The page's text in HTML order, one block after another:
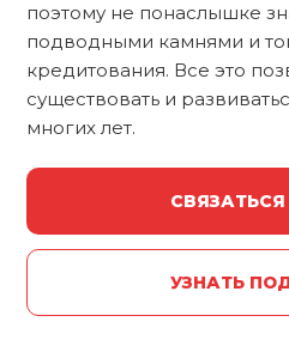
поэтому не понаслышке
подводными камнями и
кредитования. Все это
существовать и
многих лет.
УЗНАТЬ